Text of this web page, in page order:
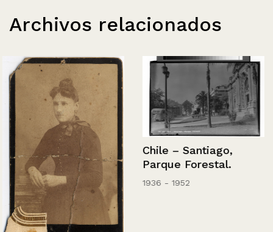
Archivos relacionados
Chile – Santiago,
Parque Forestal.
1936 - 1952